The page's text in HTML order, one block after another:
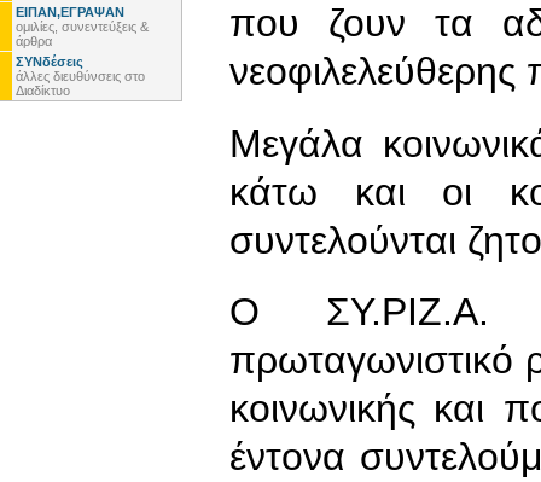
ΕΙΠΑΝ,ΕΓΡΑΨΑΝ
ομιλίες, συνεντεύξεις &
άρθρα
ΣΥΝδέσεις
άλλες διευθύνσεις στο
Διαδίκτυο
που ζουν τα
νεοφιλελεύθερης
Μεγάλα
κάτω και οι
συντελούνται
Ο ΣΥ.ΡΙΖ.Α.
πρωταγωνιστικό
κοινωνικής και
έντονα